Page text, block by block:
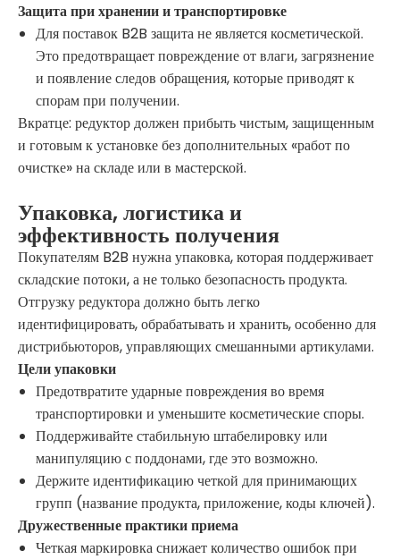
Защита при хранении и транспортировке
Для поставок B2B защита не является косметической.
Это предотвращает повреждение от влаги, загрязнение
и появление следов обращения, которые приводят к
спорам при получении.
Вкратце: редуктор должен прибыть чистым, защищенным
и готовым к установке без дополнительных «работ по
очистке» на складе или в мастерской.
Упаковка, логистика и
эффективность получения
Покупателям B2B нужна упаковка, которая поддерживает
складские потоки, а не только безопасность продукта.
Отгрузку редуктора должно быть легко
идентифицировать, обрабатывать и хранить, особенно для
дистрибьюторов, управляющих смешанными артикулами.
Цели упаковки
Предотвратите ударные повреждения во время
транспортировки и уменьшите косметические споры.
Поддерживайте стабильную штабелировку или
манипуляцию с поддонами, где это возможно.
Держите идентификацию четкой для принимающих
групп (название продукта, приложение, коды ключей).
Дружественные практики приема
Четкая маркировка снижает количество ошибок при